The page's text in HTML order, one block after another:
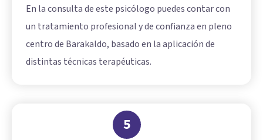
En la consulta de este psicólogo puedes contar con
un tratamiento profesional y de confianza en pleno
centro de Barakaldo, basado en la aplicación de
distintas técnicas terapéuticas.
5